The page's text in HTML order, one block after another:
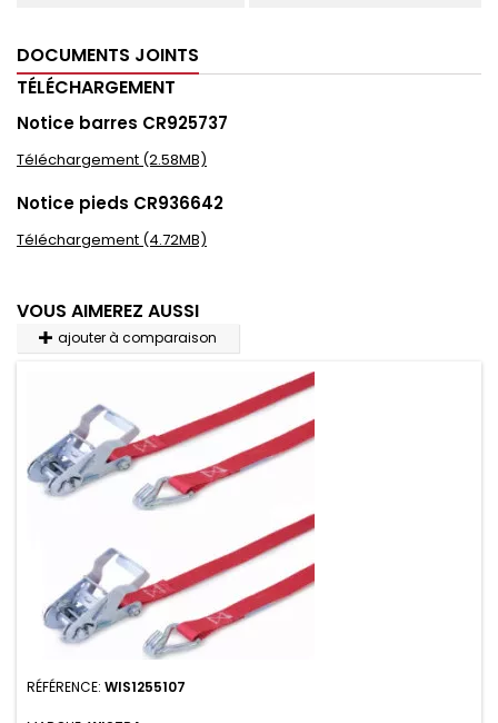
DOCUMENTS JOINTS
TÉLÉCHARGEMENT
Notice barres CR925737
Téléchargement (2.58MB)
Notice pieds CR936642
Téléchargement (4.72MB)
VOUS AIMEREZ AUSSI
ajouter à comparaison
RÉFÉRENCE: WIS1255107